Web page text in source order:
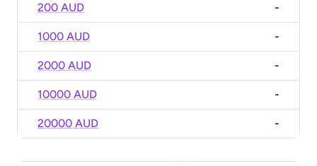
200 AUD -
1000 AUD -
2000 AUD -
10000 AUD -
20000 AUD -